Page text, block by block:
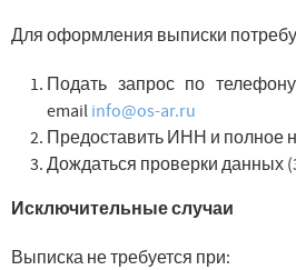
Для оформления выписки
Подать запрос по
email info@os-ar.ru
Предоставить ИНН и полное
Дождаться проверки данных
Исключительные случаи
Выписка не требуется при: